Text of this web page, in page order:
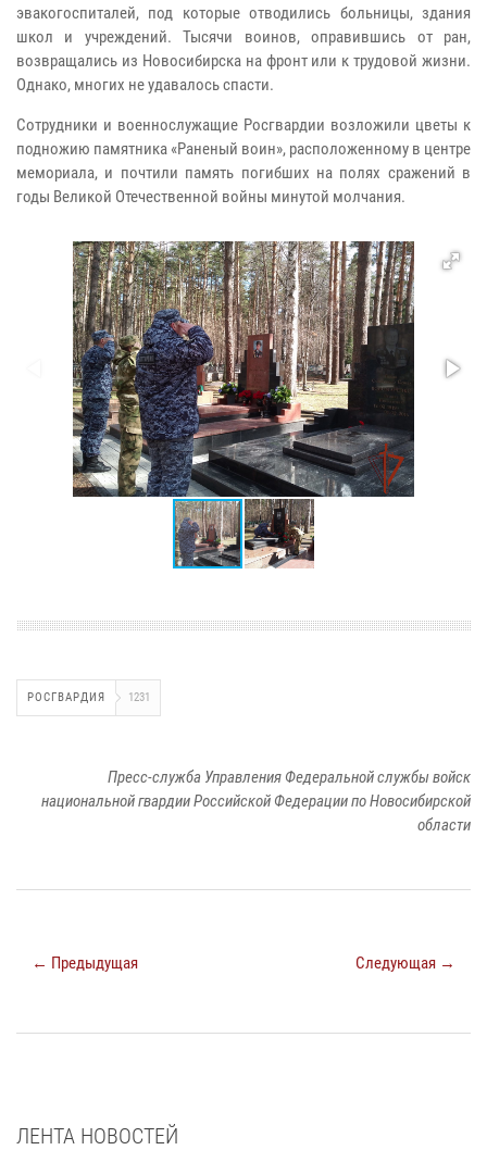
эвакогоспиталей, под которые отводились больницы, здания
школ и учреждений. Тысячи воинов, оправившись от ран,
возвращались из Новосибирска на фронт или к трудовой жизни.
Однако, многих не удавалось спасти.
Сотрудники и военнослужащие Росгвардии возложили цветы к
подножию памятника «Раненый воин», расположенному в центре
мемориала, и почтили память погибших на полях сражений в
годы Великой Отечественной войны минутой молчания.
РОСГВАРДИЯ 1231
Пресс-служба Управления Федеральной службы войск
национальной гвардии Российской Федерации по Новосибирской
области
← Предыдущая Следующая →
ЛЕНТА НОВОСТЕЙ